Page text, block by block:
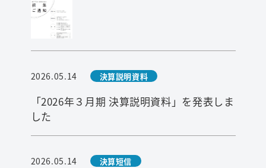
2026.05.14 決算説明資料
「2026年３月期 決算説明資料」を発表しま
した
2026.05.14 決算短信